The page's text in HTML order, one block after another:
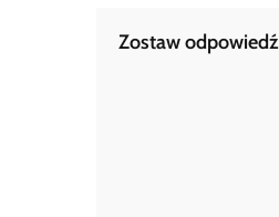
Zostaw odpowiedź